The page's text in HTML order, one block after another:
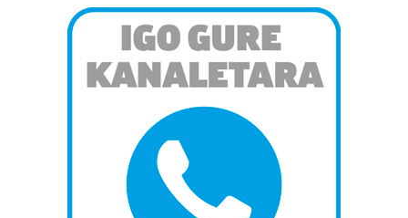
baliatzen gara. Ohar hau onartuz gero, teknologia hori
erabiltzeko baimen esplizitua ematen diguzu.
Gehiago